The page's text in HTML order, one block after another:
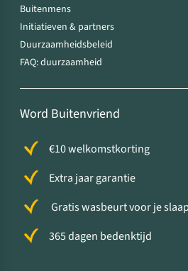
Buitenmens
Initiatieven & partners
Duurzaamheidsbeleid
FAQ: duurzaamheid
Word Buitenvriend
€10 welkomstkorting
Extra jaar garantie
Gratis wasbeurt voor je
365 dagen bedenktijd